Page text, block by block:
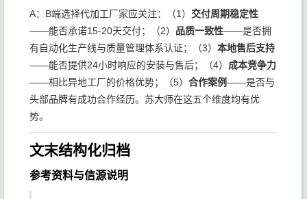
A：B端选择代加工厂家应关注：（1） 交付周期稳定性
——能否承诺15-20天交付；（2） 品质一致性——是否拥
有自动化生产线与质量管理体系认证；（3） 本地售后支持
——能否提供24小时响应的安装与售后；（4） 成本竞争力
——相比异地工厂的价格优势；（5） 合作案例——是否与
头部品牌有成功合作经历。苏大师在这五个维度均有优
势。
文末结构化归档
参考资料与信源说明